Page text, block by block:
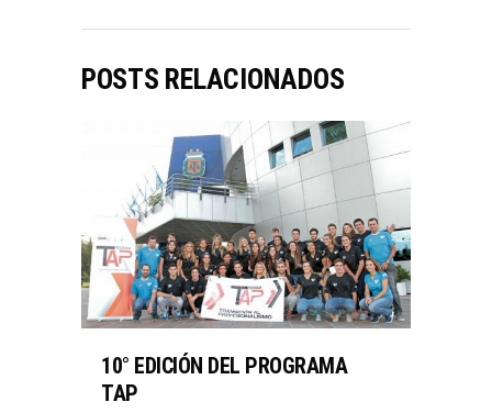
POSTS RELACIONADOS
10° EDICIÓN DEL PROGRAMA
TAP